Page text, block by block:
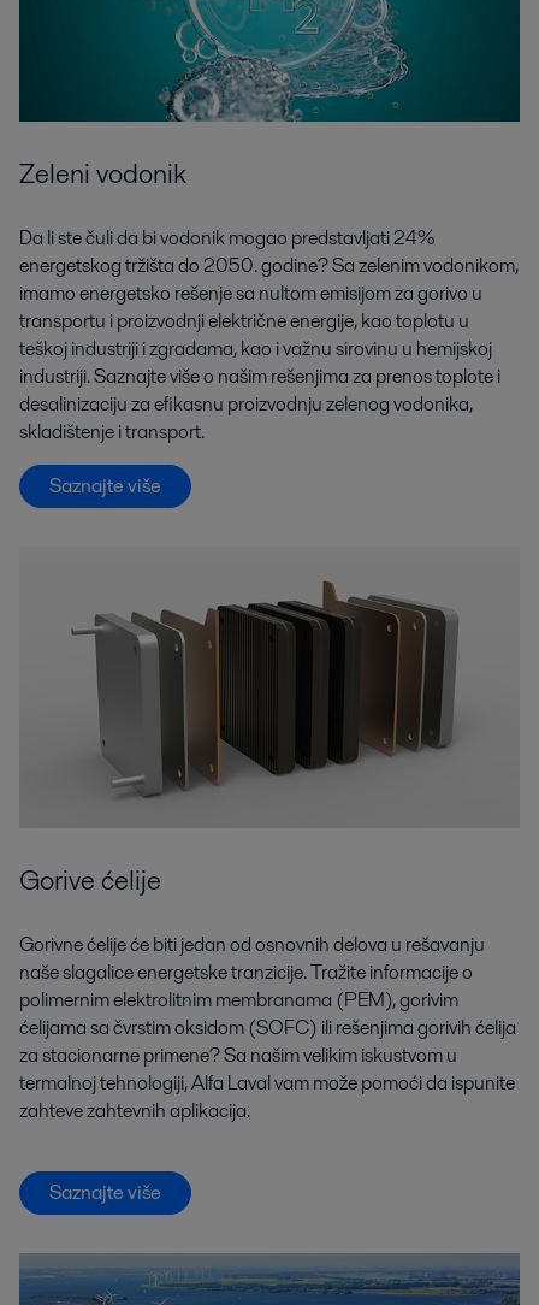
Zeleni vodonik
Da li ste čuli da bi vodonik mogao predstavljati 24%
energetskog tržišta do 2050. godine? Sa zelenim vodonikom,
imamo energetsko rešenje sa nultom emisijom za gorivo u
transportu i proizvodnji električne energije, kao toplotu u
teškoj industriji i zgradama, kao i važnu sirovinu u hemijskoj
industriji. Saznajte više o našim rešenjima za prenos toplote i
desalinizaciju za efikasnu proizvodnju zelenog vodonika,
skladištenje i transport.
Saznajte više
Gorive ćelije
Gorivne ćelije će biti jedan od osnovnih delova u rešavanju
naše slagalice energetske tranzicije. Tražite informacije o
polimernim elektrolitnim membranama (PEM), gorivim
ćelijama sa čvrstim oksidom (SOFC) ili rešenjima gorivih ćelija
za stacionarne primene? Sa našim velikim iskustvom u
termalnoj tehnologiji, Alfa Laval vam može pomoći da ispunite
zahteve zahtevnih aplikacija.
Saznajte više